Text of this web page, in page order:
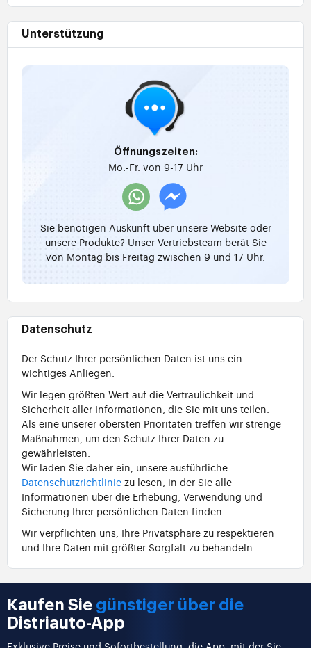
Unterstützung
Öffnungszeiten:
Mo.-Fr. von 9-17 Uhr
Sie benötigen Auskunft über unsere Website oder
unsere Produkte? Unser Vertriebsteam berät Sie
von Montag bis Freitag zwischen 9 und 17 Uhr.
Datenschutz
Der Schutz Ihrer persönlichen Daten ist uns ein
wichtiges Anliegen.
Wir legen größten Wert auf die Vertraulichkeit und
Sicherheit aller Informationen, die Sie mit uns teilen.
Als eine unserer obersten Prioritäten treffen wir strenge
Maßnahmen, um den Schutz Ihrer Daten zu
gewährleisten.
Wir laden Sie daher ein, unsere ausführliche
Datenschutzrichtlinie zu lesen, in der Sie alle
Informationen über die Erhebung, Verwendung und
Sicherung Ihrer persönlichen Daten finden.
Wir verpflichten uns, Ihre Privatsphäre zu respektieren
und Ihre Daten mit größter Sorgfalt zu behandeln.
Kaufen Sie günstiger über die
Distriauto-App
Exklusive Preise und Sofortbestellung: die App, mit der Sie